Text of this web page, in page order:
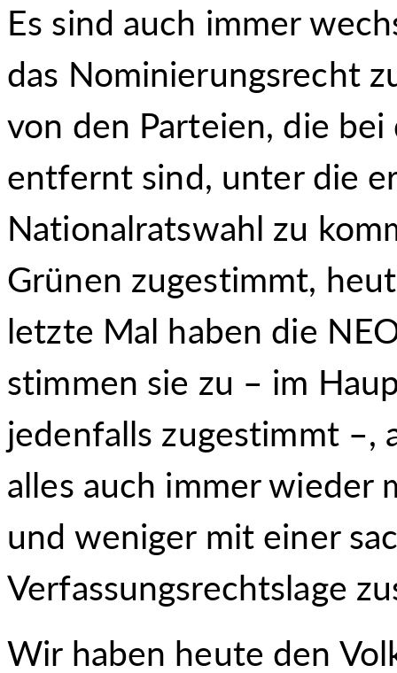
Es sind auch immer
das Nominierungsrecht
von den Parteien, die
entfernt sind, unter die
Nationalratswahl zu
Grünen zugestimmt,
letzte Mal haben die
stimmen sie zu – im
jedenfalls zugestimmt –,
alles auch immer wieder
und weniger mit einer
Verfassungsrechtslage
Wir haben heute den